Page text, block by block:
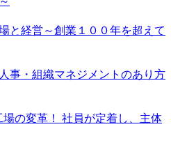
と経営～創業１００年を超えて
事・組織マネジメントのあり方
の変革！ 社員が定着し、主体